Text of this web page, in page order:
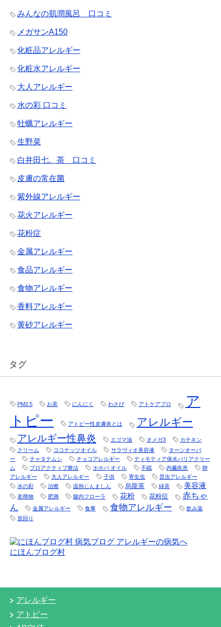
みんなの肌潤風呂 口コミ
メガサンA150
化粧品アレルギー
化粧水アレルギー
大人アレルギー
水の彩 口コミ
牡蠣アレルギー
生野菜
白井田七。茶 口コミ
皮膚の常在菌
紫外線アレルギー
花火アレルギー
花粉症
金属アレルギー
食品アレルギー
食物アレルギー
香料アレルギー
黄砂アレルギー
タグ
PM2.5 お茶 にんにく わさび アトケアプロ
ア
トピー
アトピー性皮膚炎とは アレルギー
アレルギー性鼻炎 エゴマ油 オメガ3
カテキン
クリーム
ココナッツオイル サラヴィオ美容液
ターンオーバ
ー
チャタテムシ チョコアレルギー
ティモティア保水バリアクリー
ム
プロアクティブ療法 ホホバ オイル 不眠 内臓疾患
卵
アレルギー
大人アレルギー 子供 寄生虫
昆虫アレルギー
水の彩
治療 温熱じんましん 烏龍茶 緑茶 美容液
老廃物 肥満 腸内フローラ 花粉 花粉症
赤ちゃ
ん
金属アレルギー 食事 食物アレルギー
飲み薬
首回り
にほんブログ村
アレルギー
アトピー